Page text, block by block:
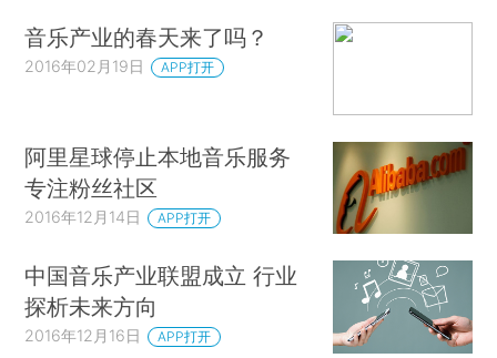
音乐产业的春天来了吗？
2016年02月19日 APP打开
阿里星球停止本地音乐服务
专注粉丝社区
2016年12月14日 APP打开
中国音乐产业联盟成立 行业
探析未来方向
2016年12月16日 APP打开